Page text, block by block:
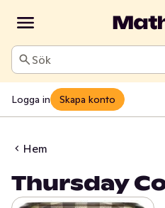
Sök
Logga in Skapa konto
Hem
Thursday